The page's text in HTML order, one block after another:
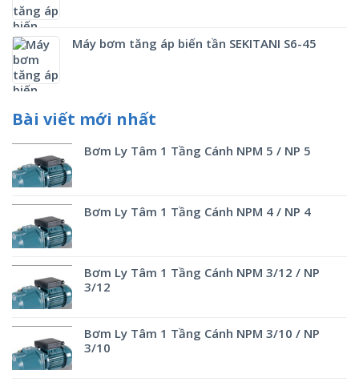
Máy bơm tăng áp biến tần SEKITANI S6-45
Bài viết mới nhất
Bơm Ly Tâm 1 Tầng Cánh NPM 5 / NP 5
Bơm Ly Tâm 1 Tầng Cánh NPM 4 / NP 4
Bơm Ly Tâm 1 Tầng Cánh NPM 3/12 / NP
3/12
Bơm Ly Tâm 1 Tầng Cánh NPM 3/10 / NP
3/10